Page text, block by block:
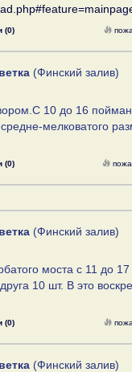
(0)
(Финский залив)
10 до 16
мелковатого
(0)
(Финский залив)
моста с 11 до 17
10 шт. В это
(0)
(Финский залив)